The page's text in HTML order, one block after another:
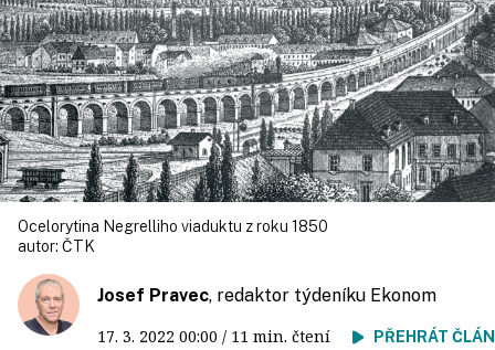
Ocelorytina Negrelliho viaduktu z roku 1850
autor: ČTK
Josef Pravec, redaktor týdeníku Ekonom
17. 3. 2022 00:00 / 11 min. čtení PŘEHRÁT